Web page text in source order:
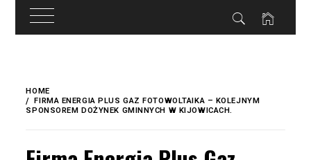
treści
content
HOME
FIRMA ENERGIA PLUS GAZ FOTOWOLTAIKA – KOLEJNYM
SPONSOREM DOŻYNEK GMINNYCH W KIJOWICACH.